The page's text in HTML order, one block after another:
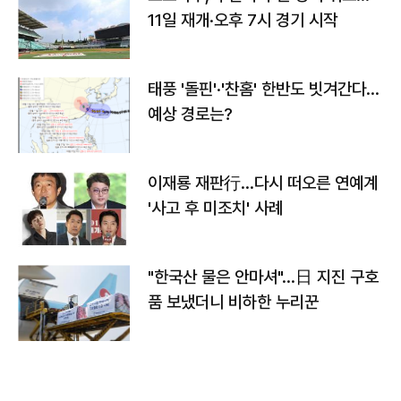
11일 재개·오후 7시 경기 시작
태풍 '돌핀'·'찬홈' 한반도 빗겨간다…
예상 경로는?
이재룡 재판行…다시 떠오른 연예계
'사고 후 미조치' 사례
"한국산 물은 안마셔"…日 지진 구호
품 보냈더니 비하한 누리꾼